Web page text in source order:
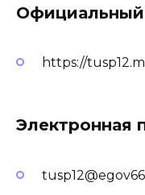
Официальный
https://
Электронная